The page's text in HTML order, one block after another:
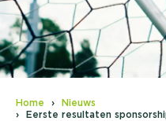
Home
Nieuws
Eerste resultaten